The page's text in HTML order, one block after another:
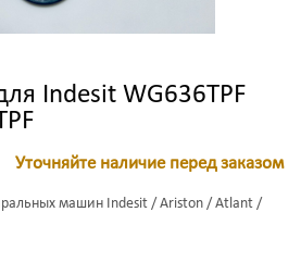
Indesit WG636TPF
Уточняйте наличие перед заказом
машин Indesit / Ariston / Atlant /